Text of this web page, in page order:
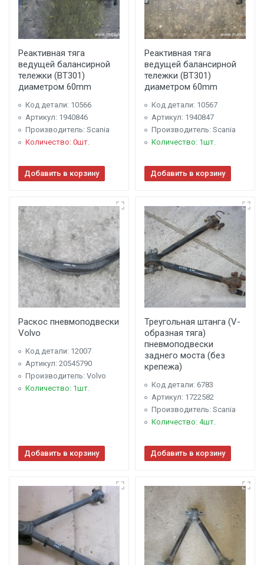
Реактивная тяга
ведущей балансирной
тележки (BT301)
диаметром 60mm
Код детали: 10566
Артикул: 1940846
Производитель: Scania
Количество: 0шт.
Добавить в корзину
Реактивная тяга
ведущей балансирной
тележки (BT301)
диаметром 60mm
Код детали: 10567
Артикул: 1940847
Производитель: Scania
Количество: 1шт.
Добавить в корзину
Раскос пневмоподвески
Volvo
Код детали: 12007
Артикул: 20545790
Производитель: Volvo
Количество: 1шт.
Добавить в корзину
Треугольная штанга (V-
образная тяга)
пневмоподвески
заднего моста (без
крепежа)
Код детали: 6783
Артикул: 1722582
Производитель: Scania
Количество: 4шт.
Добавить в корзину